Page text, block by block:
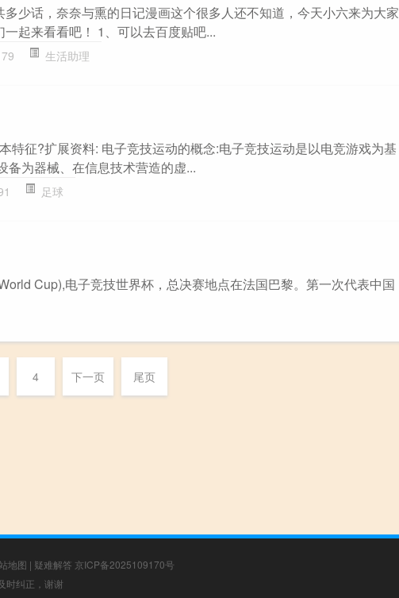
少话，奈奈与熏的日记漫画这个很多人还不知道，今天小六来为大家
起来看看吧！ 1、可以去百度贴吧...
生活助理
特征?扩展资料: 电子竞技运动的概念:电子竞技运动是以电竞游戏为基
备为器械、在信息技术营造的虚...
足球
Cup),电子竞技世界杯，总决赛地点在法国巴黎。第一次代表中国
4 下一页 尾页
地图 | 疑难解答 京ICP备2025109170号
时纠正，谢谢